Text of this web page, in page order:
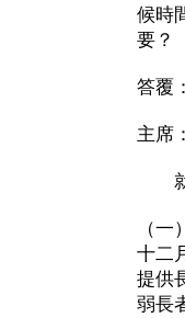
候時
要？
答覆：
主席：
就
（
十二
提供
弱長